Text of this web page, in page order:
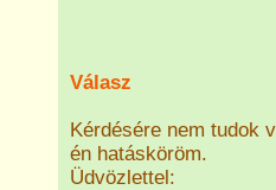
Válasz
Kérdésére nem tudok
én hatásköröm.
Üdvözlettel: